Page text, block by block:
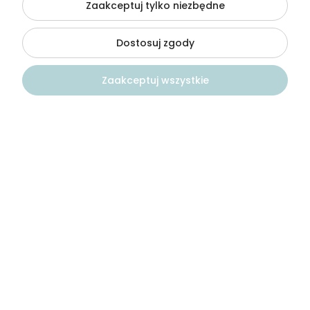
+48501674074
kontakt@wodamoda.pl
Zaakceptuj tylko niezbędne
Dostosuj zgody
Zaakceptuj wszystkie